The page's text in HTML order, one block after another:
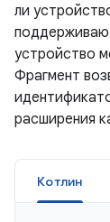
ли
устройство
Фрагмент
расширения
Котлин